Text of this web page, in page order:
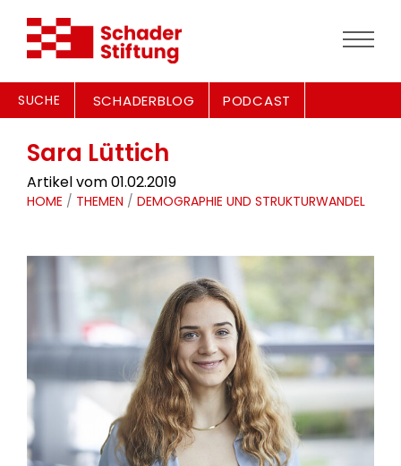
SUCHE SCHADERBLOG PODCAST
Sara Lüttich
Artikel vom 01.02.2019
HOME / THEMEN / DEMOGRAPHIE UND STRUKTURWANDEL